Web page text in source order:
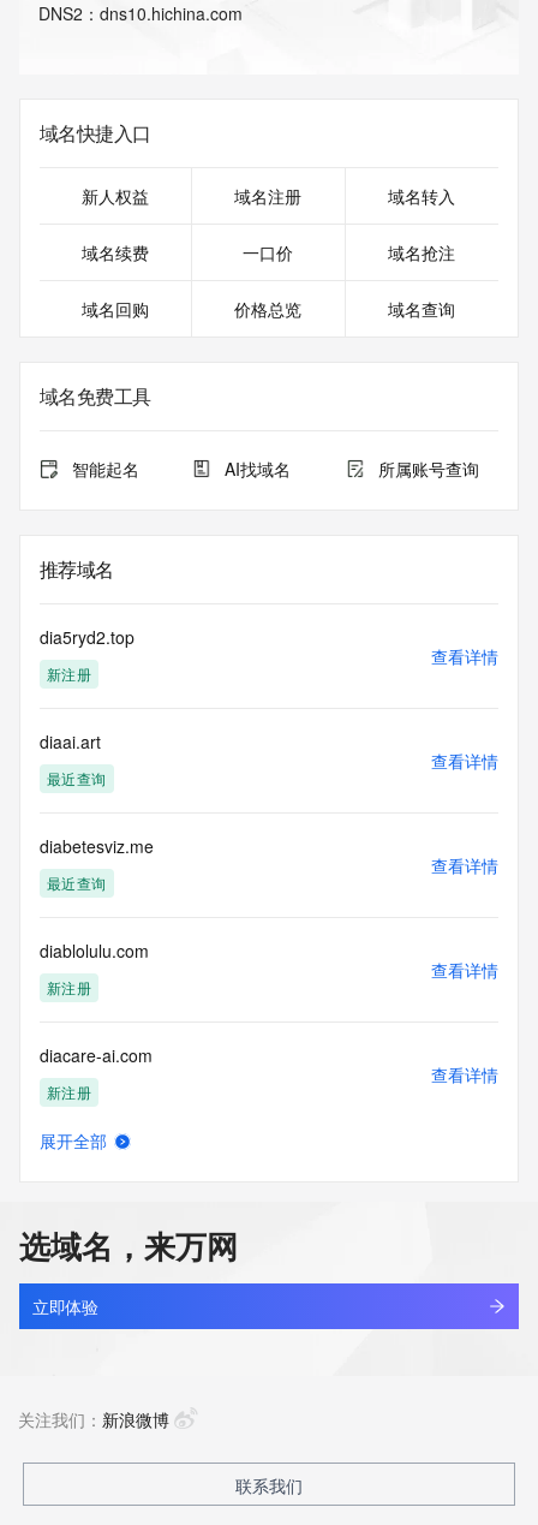
DNS2 ： dns10.hichina.com
域名快捷入口
新人权益 域名注册 域名转入
域名续费 一口价 域名抢注
域名回购 价格总览 域名查询
域名免费工具
智能起名 AI找域名 所属账号查询
推荐域名
dia5ryd2.top
新注册
查看详情
diaai.art
最近查询
查看详情
diabetesviz.me
最近查询
查看详情
diablolulu.com
新注册
查看详情
diacare-ai.com
新注册
查看详情
diact.com
最近查询
查看详情
最近查询
展开全部
选域名，来万网
立即体验
关注我们： 新浪微博
联系我们